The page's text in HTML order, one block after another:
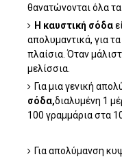
θανατώνονται όλα
Η καυστική σόδα
απολυμαντικά, για
πλαίσια. Όταν
μελίσσια.
Για μια γενική
σόδα,διαλυμένη 1
100 γραμμάρια στα
Για απολύμανση